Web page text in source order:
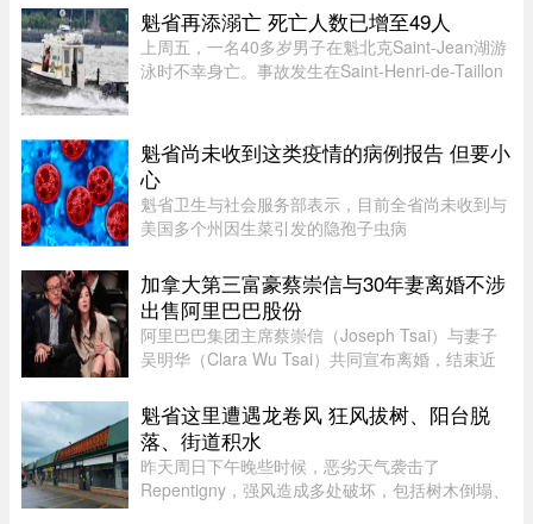
万元罚款。
魁省再添溺亡 死亡人数已增至49人
上周五，一名40多岁男子在魁北克Saint-Jean湖游
泳时不幸身亡。事故发生在Saint-Henri-de-Taillon
（SQ）发言人Louis-Philipp ...
魁省尚未收到这类疫情的病例报告 但要小
心
魁省卫生与社会服务部表示，目前全省尚未收到与
美国多个州因生菜引发的隐孢子虫病
报告。这种由寄生虫引起的感染主要通过受污染的
食物或水传播，会导致水样腹泻、胃痉挛 ...
加拿大第三富豪蔡崇信与30年妻离婚不涉
出售阿里巴巴股份
阿里巴巴集团主席蔡崇信（Joseph Tsai）与妻子
吴明华（Clara Wu Tsai）共同宣布离婚，结束近
提下共同做出的决定。目前没有出售任何阿里巴巴
股份的计划，蔡崇信担任阿里 ...
魁省这里遭遇龙卷风 狂风拔树、阳台脱
落、街道积水
昨天周日下午晚些时候，恶劣天气袭击了
Repentigny，强风造成多处破坏，包括树木倒塌、